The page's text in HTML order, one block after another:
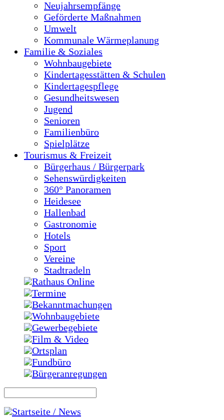
Neujahrsempfänge
Geförderte Maßnahmen
Umwelt
Kommunale Wärmeplanung
Familie & Soziales
Wohnbaugebiete
Kindertagesstätten & Schulen
Kindertagespflege
Gesundheitswesen
Jugend
Senioren
Familienbüro
Spielplätze
Tourismus & Freizeit
Bürgerhaus / Bürgerpark
Sehenswürdigkeiten
360° Panoramen
Heidesee
Hallenbad
Gastronomie
Hotels
Sport
Vereine
Stadtradeln
Rathaus Online
Termine
Bekanntmachungen
Wohnbaugebiete
Gewerbegebiete
Film & Video
Ortsplan
Fundbüro
Bürgeranregungen
Startseite / News